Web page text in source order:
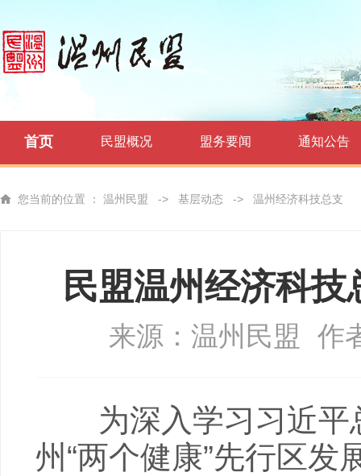
首页 民盟概况 盟务要闻 通知公告
您当前的位置 ： 温州民盟 -> 基层动态 -> 温州经济科技总支
民盟温州经济科
来源：温州民盟 作
为深入学习习近平
州“两个健康”先行区